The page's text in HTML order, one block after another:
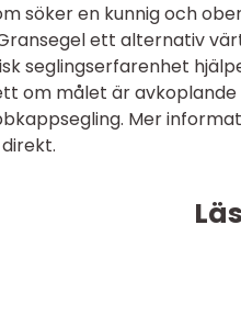
söker en kunnig och
ett alternativ
seglingserfarenhet
om målet är
Mer